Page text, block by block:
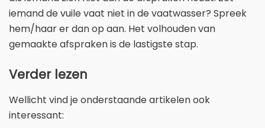
iemand de vuile vaat niet in de vaatwasser? Spreek
hem/haar er dan op aan. Het volhouden van
gemaakte afspraken is de lastigste stap.
Verder lezen
Wellicht vind je onderstaande artikelen ook
interessant: